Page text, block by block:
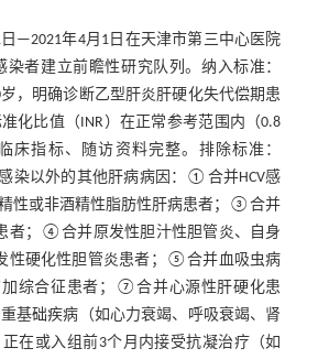
日—2021年4月1日在天津市第三中心医院
染者建立前瞻性研究队列。纳入标准：
岁，明确诊断乙型肝炎肝硬化失代偿期患
化比值（INR）在正常参考范围内（0.8
床指标、随访资料完整。排除标准：
感染以外的其他肝病病因：①合并HCV感
性或非酒精性脂肪性肝病患者；③合并
者；④合并原发性胆汁性胆管炎、自身
性硬化性胆管炎患者；⑤合并血吸虫病
综合征患者；⑦合并心源性肝硬化患
基础疾病（如心力衰竭、呼吸衰竭、肾
在或入组前3个月内接受抗凝治疗（如